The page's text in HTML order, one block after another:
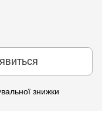
знижки